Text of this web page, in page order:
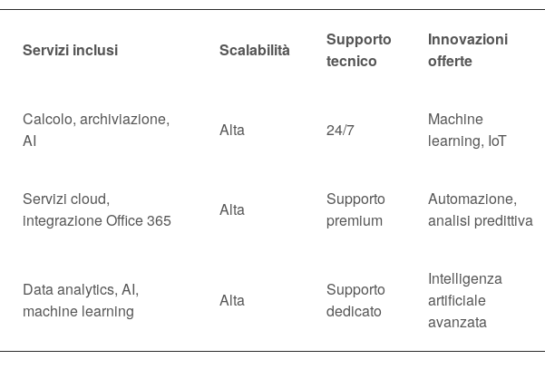
Servizi inclusi Scalabilità
Supporto
tecnico
Innovazioni
offerte
Calcolo, archiviazione,
AI
Alta 24/7
Machine
learning, IoT
Servizi cloud,
integrazione Office 365
Alta
Supporto
premium
Automazione,
analisi predittiva
Data analytics, AI,
machine learning
Alta
Supporto
dedicato
Intelligenza
artificiale
avanzata